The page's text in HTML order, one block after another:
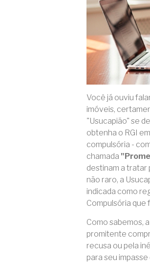
Você já ouviu
imóveis,
"Usucapião" se
obtenha o RGI
compulsória -
chamada
destinam a tratar
não raro, a
indicada como
Compulsória que
Como sabemos,
promitente
recusa ou pela
para seu